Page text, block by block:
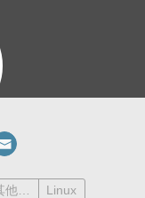
其他内容 Linux